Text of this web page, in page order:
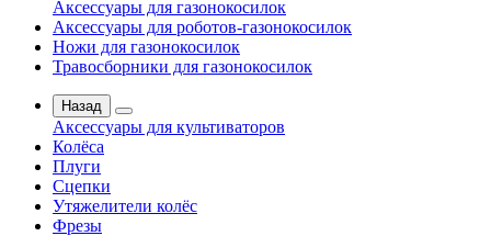
Аксессуары для газонокосилок
Аксессуары для роботов-газонокосилок
Ножи для газонокосилок
Травосборники для газонокосилок
Назад
Аксессуары для культиваторов
Колёса
Плуги
Сцепки
Утяжелители колёс
Фрезы